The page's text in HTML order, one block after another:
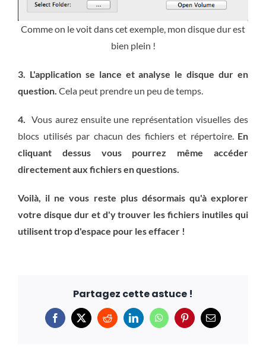
Comme on le voit dans cet exemple, mon disque dur est
bien plein !
3. L'application se lance et analyse le disque dur en
question. Cela peut prendre un peu de temps.
4. Vous aurez ensuite une représentation visuelles des
blocs utilisés par chacun des fichiers et répertoire. En
cliquant dessus vous pourrez même accéder
directement aux fichiers en questions.
Voilà, il ne vous reste plus désormais qu'à explorer
votre disque dur et d'y trouver les fichiers inutiles qui
utilisent trop d'espace pour les effacer !
Partagez cette astuce !
Facebook
X RedditLinkedInWhatsAppPinterestEmail